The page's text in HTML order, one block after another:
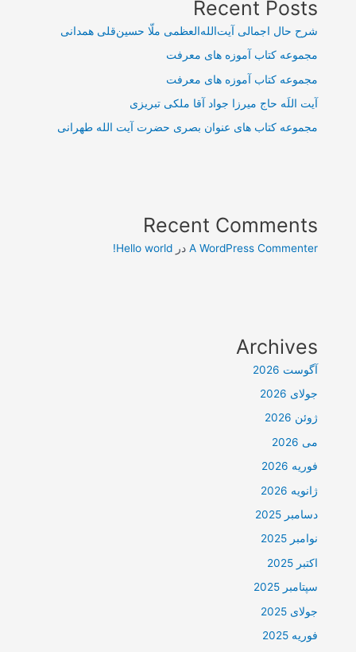
Recent Posts
شرح حال اجمالی آیت‌الله‌العظمی ملّا حسین‌قلی همدانی
مجموعه کتاب آموزه های معرفت
مجموعه کتاب آموزه های معرفت
آیت اللَه حاج میرزا جواد آقا ملکی تبریزی
مجموعه کتاب های عنوان بصری حضرت آیت الله طهرانی
Recent Comments
A WordPress Commenter درHello world!
Archives
آگوست 2026
جولای 2026
ژوئن 2026
می 2026
فوریه 2026
ژانویه 2026
دسامبر 2025
نوامبر 2025
اکتبر 2025
سپتامبر 2025
جولای 2025
فوریه 2025